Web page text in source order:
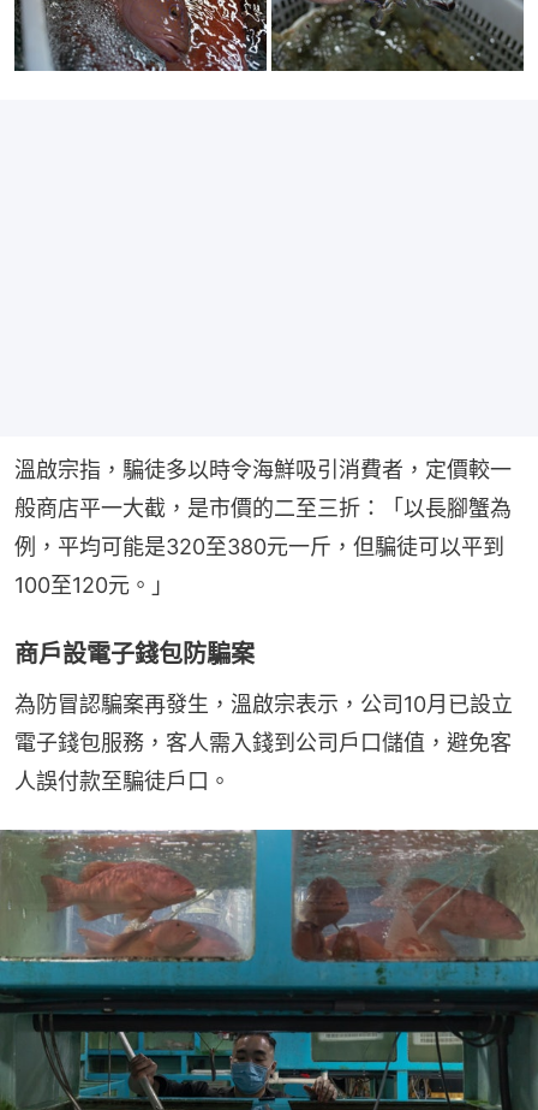
溫啟宗指，騙徒多以時令海鮮吸引消費者，定價較一
般商店平一大截，是市價的二至三折：「以長腳蟹為
例，平均可能是320至380元一斤，但騙徒可以平到
100至120元。」
商戶設電子錢包防騙案
為防冒認騙案再發生，溫啟宗表示，公司10月已設立
電子錢包服務，客人需入錢到公司戶口儲值，避免客
人誤付款至騙徒戶口。